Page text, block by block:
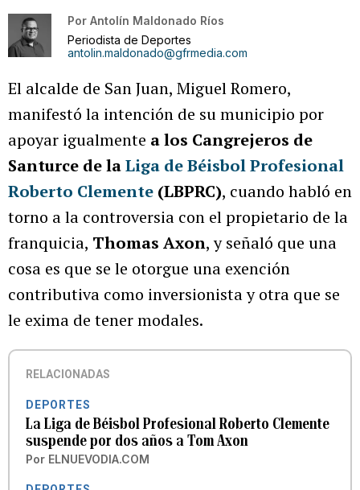
Por Antolín Maldonado Ríos
Periodista de Deportes
antolin.maldonado@gfrmedia.com
El alcalde de San Juan, Miguel Romero,
manifestó la intención de su municipio por
apoyar igualmente a los Cangrejeros de
Santurce de laLiga de Béisbol Profesional
Roberto Clemente (LBPRC), cuando habló en
torno a la controversia con el propietario de la
franquicia, Thomas Axon, y señaló que una
cosa es que se le otorgue una exención
contributiva como inversionista y otra que se
le exima de tener modales.
RELACIONADAS
DEPORTES
La Liga de Béisbol Profesional Roberto Clemente
suspende por dos años a Tom Axon
Por ELNUEVODIA.COM